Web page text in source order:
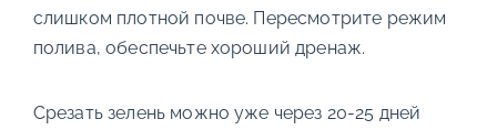
слишком плотной почве. Пересмотрите режим
полива, обеспечьте хороший дренаж.
Срезать зелень можно уже через 20-25 дней